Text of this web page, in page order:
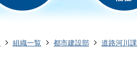
組織一覧 都市建設部 道路河川課